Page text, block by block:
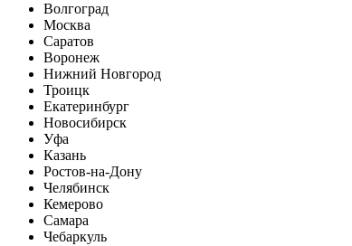
Волгоград
Москва
Саратов
Воронеж
Нижний Новгород
Троицк
Екатеринбург
Новосибирск
Уфа
Казань
Ростов-на-Дону
Челябинск
Кемерово
Самара
Чебаркуль